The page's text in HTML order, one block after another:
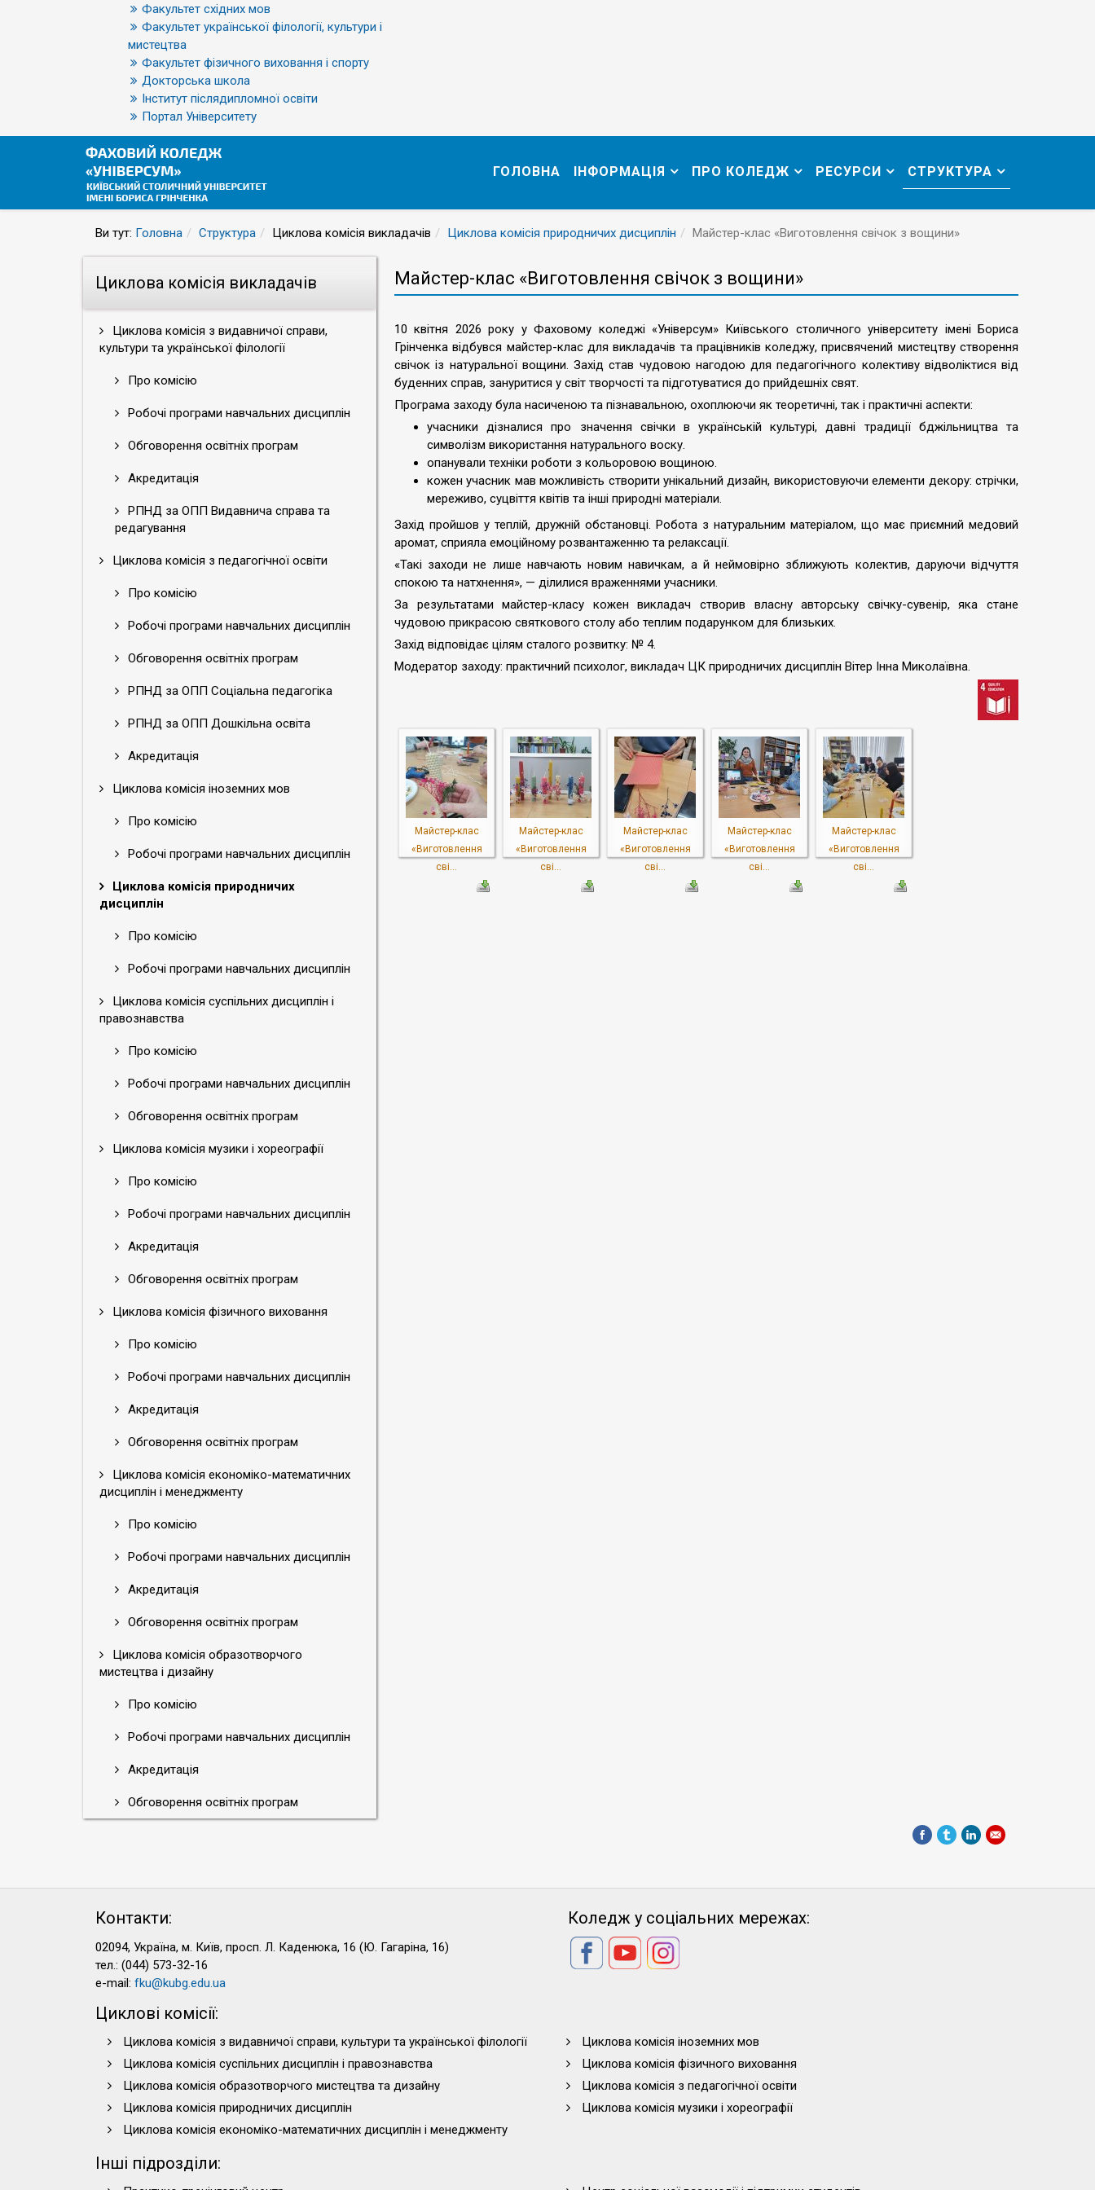
Факультет східних мов
Факультет української філології, культури і
мистецтва
Факультет фізичного виховання і спорту
Докторська школа
Інститут післядипломної освіти
Портал Університету
ГОЛОВНА ІНФОРМАЦІЯ ПРО КОЛЕДЖ РЕСУРСИ СТРУКТУРА
Ви тут: Головна Структура Циклова комісія викладачів Циклова комісія природничих дисциплін Майстер-клас «Виготовлення свічок з вощини»
Циклова комісія викладачів
Циклова комісія з видавничої справи,
культури та української філології
Про комісію
Робочі програми навчальних дисциплін
Обговорення освітніх програм
Акредитація
РПНД за ОПП Видавнича справа та
редагування
Циклова комісія з педагогічної освіти
Про комісію
Робочі програми навчальних дисциплін
Обговорення освітніх програм
РПНД за ОПП Соціальна педагогіка
РПНД за ОПП Дошкільна освіта
Акредитація
Циклова комісія іноземних мов
Про комісію
Робочі програми навчальних дисциплін
Циклова комісія природничих
дисциплін
Про комісію
Робочі програми навчальних дисциплін
Циклова комісія суспільних дисциплін і
правознавства
Про комісію
Робочі програми навчальних дисциплін
Обговорення освітніх програм
Циклова комісія музики і хореографії
Про комісію
Робочі програми навчальних дисциплін
Акредитація
Обговорення освітніх програм
Циклова комісія фізичного виховання
Про комісію
Робочі програми навчальних дисциплін
Акредитація
Обговорення освітніх програм
Циклова комісія економіко-математичних
дисциплін і менеджменту
Про комісію
Робочі програми навчальних дисциплін
Акредитація
Обговорення освітніх програм
Циклова комісія образотворчого
мистецтва і дизайну
Про комісію
Робочі програми навчальних дисциплін
Акредитація
Обговорення освітніх програм
Майстер-клас «Виготовлення свічок з вощини»
10 квітня 2026 року у Фаховому коледжі «Універсум» Київського столичного університету імені Бориса
Грінченка відбувся майстер-клас для викладачів та працівників коледжу, присвячений мистецтву створення
свічок із натуральної вощини. Захід став чудовою нагодою для педагогічного колективу відволіктися від
буденних справ, зануритися у світ творчості та підготуватися до прийдешніх свят.
Програма заходу була насиченою та пізнавальною, охоплюючи як теоретичні, так і практичні аспекти:
учасники дізналися про значення свічки в українській культурі, давні традиції бджільництва та
символізм використання натурального воску.
опанували техніки роботи з кольоровою вощиною.
кожен учасник мав можливість створити унікальний дизайн, використовуючи елементи декору: стрічки,
мереживо, суцвіття квітів та інші природні матеріали.
Захід пройшов у теплій, дружній обстановці. Робота з натуральним матеріалом, що має приємний медовий
аромат, сприяла емоційному розвантаженню та релаксації.
«Такі заходи не лише навчають новим навичкам, а й неймовірно зближують колектив, даруючи відчуття
спокою та натхнення», — ділилися враженнями учасники.
За результатами майстер-класу кожен викладач створив власну авторську свічку-сувенір, яка стане
чудовою прикрасою святкового столу або теплим подарунком для близьких.
Захід відповідає цілям сталого розвитку: № 4.
Модератор заходу: практичний психолог, викладач ЦК природничих дисциплін Вітер Інна Миколаївна.
Майстер-клас
«Виготовлення
сві...
Майстер-клас
«Виготовлення
сві...
Майстер-клас
«Виготовлення
сві...
Майстер-клас
«Виготовлення
сві...
Майстер-клас
«Виготовлення
сві...
Контакти:
02094, Україна, м. Київ, просп. Л. Каденюка, 16 (Ю. Гагаріна, 16)
тел.: (044) 573-32-16
e-mail: fku@kubg.edu.ua
Коледж у соціальних мережах:
Циклові комісії:
Циклова комісія з видавничої справи, культури та української філології
Циклова комісія іноземних мов
Циклова комісія суспільних дисциплін і правознавства
Циклова комісія фізичного виховання
Циклова комісія образотворчого мистецтва та дизайну
Циклова комісія з педагогічної освіти
Циклова комісія природничих дисциплін
Циклова комісія музики і хореографії
Циклова комісія економіко-математичних дисциплін і менеджменту
Інші підрозділи: